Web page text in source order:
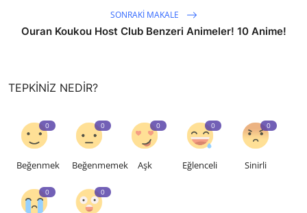
SONRAKI MAKALE
Ouran Koukou Host Club Benzeri Animeler! 10 Anime!
TEPKINIZ NEDIR?
0
Beğenmek
0
Beğenmemek
0
Aşk
0
Eğlenceli
0
Sinirli
0 0